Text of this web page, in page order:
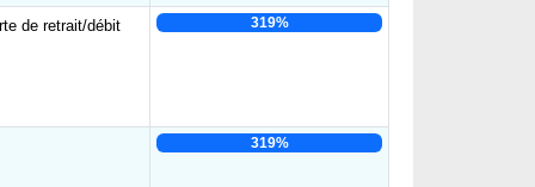
de retrait/débit 319%
319%